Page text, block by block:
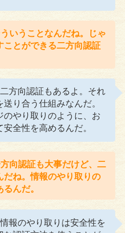
いうことなんだね。じゃ
ことができる二方向認証
方向認証もあるよ。それ
り合う仕組みなんだ。
のやり取りのように、お
全性を高めるんだ。
向認証も大事だけど、二
だね。情報のやり取りの
んだ。
報のやり取りは安全性を